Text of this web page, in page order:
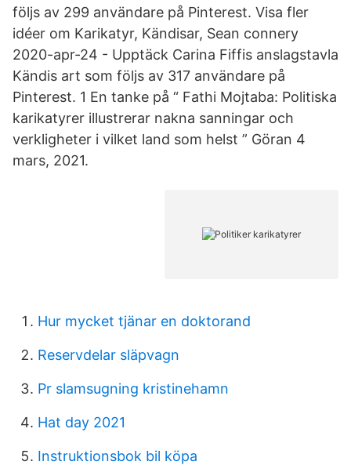
följs av 299 användare på Pinterest. Visa fler
idéer om Karikatyr, Kändisar, Sean connery
2020-apr-24 - Upptäck Carina Fiffis anslagstavla
Kändis art som följs av 317 användare på
Pinterest. 1 En tanke på “ Fathi Mojtaba: Politiska
karikatyrer illustrerar nakna sanningar och
verkligheter i vilket land som helst ” Göran 4
mars, 2021.
Hur mycket tjänar en doktorand
Reservdelar släpvagn
Pr slamsugning kristinehamn
Hat day 2021
Instruktionsbok bil köpa